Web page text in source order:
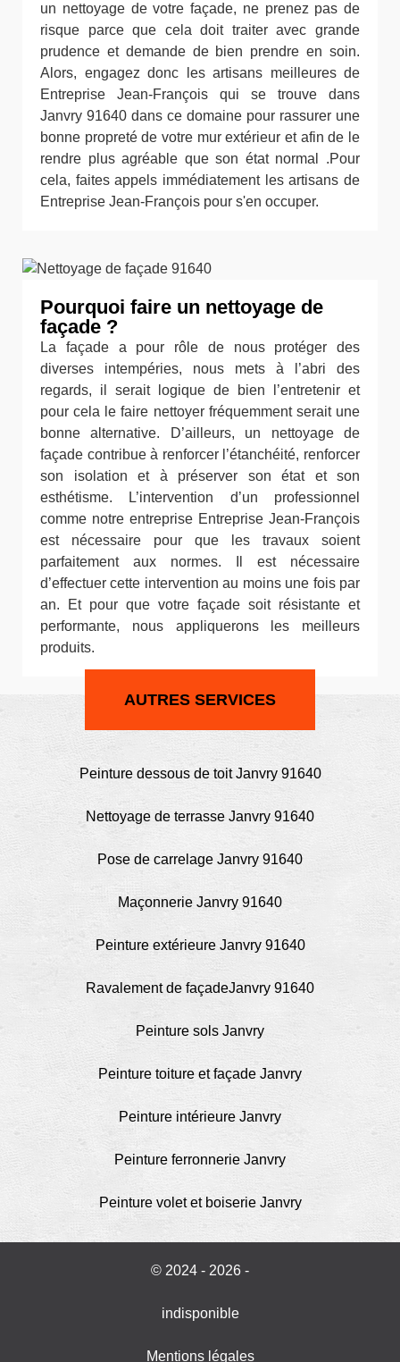
un nettoyage de votre façade, ne prenez pas de
risque parce que cela doit traiter avec grande
prudence et demande de bien prendre en soin.
Alors, engagez donc les artisans meilleures de
Entreprise Jean-François qui se trouve dans
Janvry 91640 dans ce domaine pour rassurer une
bonne propreté de votre mur extérieur et afin de le
rendre plus agréable que son état normal .Pour
cela, faites appels immédiatement les artisans de
Entreprise Jean-François pour s'en occuper.
Pourquoi faire un nettoyage de
façade ?
La façade a pour rôle de nous protéger des
diverses intempéries, nous mets à l’abri des
regards, il serait logique de bien l’entretenir et
pour cela le faire nettoyer fréquemment serait une
bonne alternative. D’ailleurs, un nettoyage de
façade contribue à renforcer l’étanchéité, renforcer
son isolation et à préserver son état et son
esthétisme. L’intervention d’un professionnel
comme notre entreprise Entreprise Jean-François
est nécessaire pour que les travaux soient
parfaitement aux normes. Il est nécessaire
d’effectuer cette intervention au moins une fois par
an. Et pour que votre façade soit résistante et
performante, nous appliquerons les meilleurs
produits.
AUTRES SERVICES
Peinture dessous de toit Janvry 91640
Nettoyage de terrasse Janvry 91640
Pose de carrelage Janvry 91640
Maçonnerie Janvry 91640
Peinture extérieure Janvry 91640
Ravalement de façadeJanvry 91640
Peinture sols Janvry
Peinture toiture et façade Janvry
Peinture intérieure Janvry
Peinture ferronnerie Janvry
Peinture volet et boiserie Janvry
© 2024 - 2026 -
indisponible
Mentions légales